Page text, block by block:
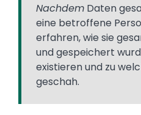
Nachdem Daten
eine betroffene
erfahren, wie sie
und gespeichert
existieren und zu
geschah.